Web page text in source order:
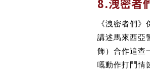
《洩密者們
講述馬來西亞
飾）合作追查
嘅動作打鬥情